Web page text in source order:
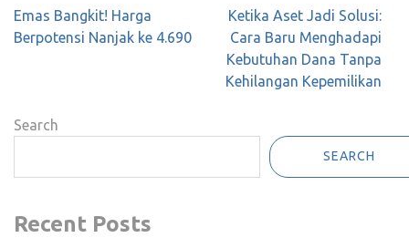
Post
navigation
Emas Bangkit! Harga
Berpotensi Nanjak ke 4.690
Ketika Aset Jadi Solusi:
Cara Baru Menghadapi
Kebutuhan Dana Tanpa
Kehilangan Kepemilikan
Search
SEARCH
Recent Posts